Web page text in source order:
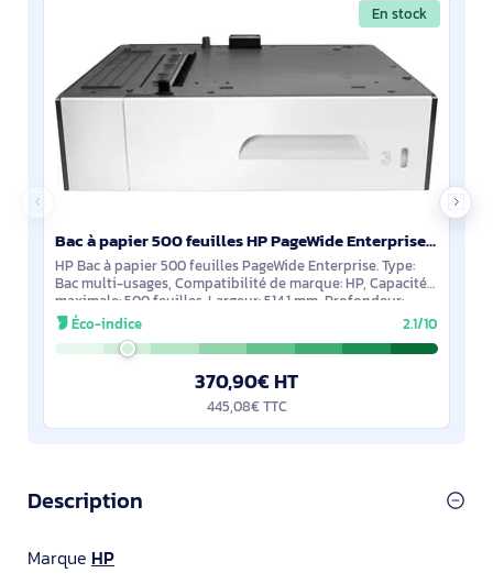
En stock
Bac à papier 500 feuilles HP PageWide Enterprise - G1W43A
HP Bac à papier 500 feuilles PageWide Enterprise. Type:
Bac multi-usages, Compatibilité de marque: HP, Capacité
maximale: 500 feuilles. Largeur: 514,1 mm, Profondeur:
395,8 mm, Hauteur: 161 mm.
Éco-indice 2.1/10
370,90€ HT
445,08€ TTC
Description
Marque HP